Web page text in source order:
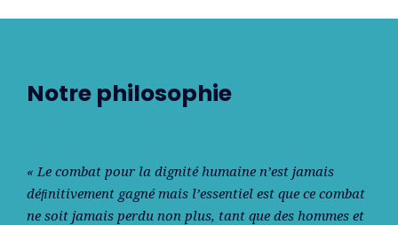
Notre philosophie
« Le combat pour la dignité humaine n’est jamais
déﬁnitivement gagné mais l’essentiel est que ce combat
ne soit jamais perdu non plus, tant que des hommes et